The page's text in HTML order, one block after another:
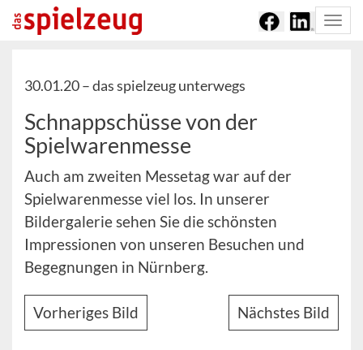
30.01.20 –das spielzeug unterwegs
Schnappschüsse von der
Spielwarenmesse
Auch am zweiten Messetag war auf der
Spielwarenmesse viel los. In unserer
Bildergalerie sehen Sie die schönsten
Impressionen von unseren Besuchen und
Begegnungen in Nürnberg.
Vorheriges Bild Nächstes Bild